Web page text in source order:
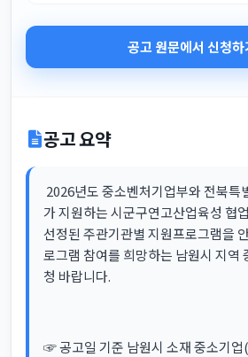
공고 원문에서 신청하
공고 요약
2026년도 중소벤처기업부와 전북특
가 지원하는 시군구연고산업육성 협
선정된 주관기관별 지원프로그램을
로그램 참여를 희망하는 남원시 지역
청 바랍니다.
☞ 공고일 기준 남원시 소재 중소기